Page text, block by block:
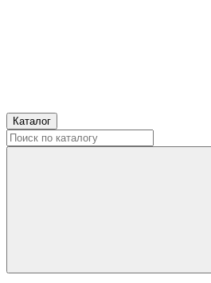
Каталог